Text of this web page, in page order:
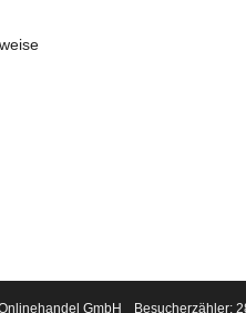
GmbH Besucherzähler: